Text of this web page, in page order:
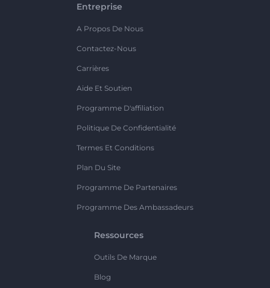
Entreprise
A Propos De Nous
Contactez-Nous
Carrières
Aide Et Soutien
Programme D'affiliation
Politique De Confidentialité
Termes Et Conditions
Plan Du Site
Programme De Partenaires
Programme Des Ambassadeurs
Ressources
Outils De Marque
Blog